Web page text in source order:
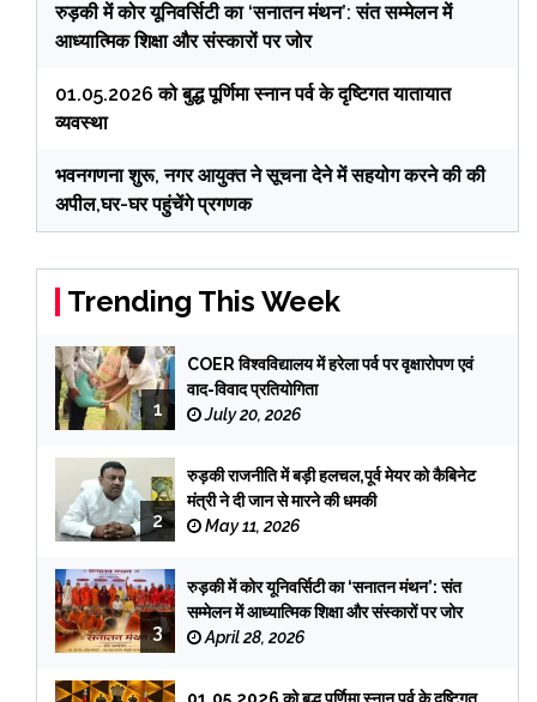
रुड़की में कोर यूनिवर्सिटी का ‘सनातन मंथन’: संत सम्मेलन में
आध्यात्मिक शिक्षा और संस्कारों पर जोर
01.05.2026 को बुद्ध पूर्णिमा स्नान पर्व के दृष्टिगत यातायात
व्यवस्था
भवनगणना शुरू, नगर आयुक्त ने सूचना देने में सहयोग करने की की
अपील,घर-घर पहुंचेंगे प्रगणक
Trending This Week
1
COER विश्वविद्यालय में हरेला पर्व पर वृक्षारोपण एवं
वाद-विवाद प्रतियोगिता
July 20, 2026
2
रुड़की राजनीति में बड़ी हलचल,पूर्व मेयर को कैबिनेट
मंत्री ने दी जान से मारने की धमकी
May 11, 2026
3
रुड़की में कोर यूनिवर्सिटी का ‘सनातन मंथन’: संत
सम्मेलन में आध्यात्मिक शिक्षा और संस्कारों पर जोर
April 28, 2026